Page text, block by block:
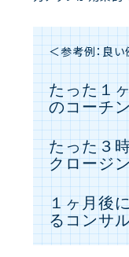
＜参考例：良
たった１
のコーチ
たった３
クロージ
１ヶ月後
るコンサ